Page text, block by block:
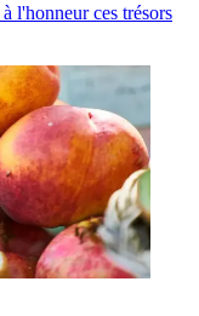
l'honneur ces trésors